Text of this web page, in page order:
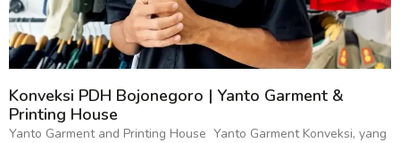
Konveksi PDH Bojonegoro | Yanto Garment &
Printing House
Yanto Garment and Printing House Yanto Garment Konveksi, yang